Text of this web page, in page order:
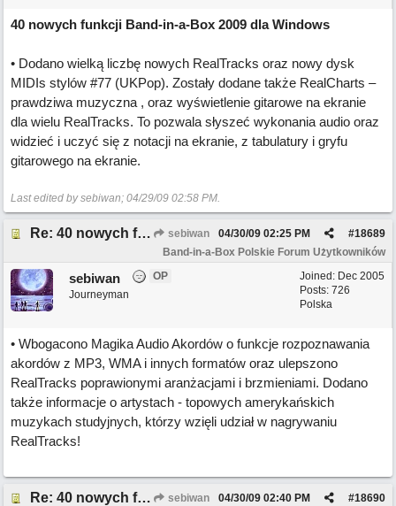
40 nowych funkcji Band-in-a-Box 2009 dla Windows
• Dodano wielką liczbę nowych RealTracks oraz nowy dysk
MIDIs stylów #77 (UKPop). Zostały dodane także RealCharts –
prawdziwa muzyczna , oraz wyświetlenie gitarowe na ekranie
dla wielu RealTracks. To pozwala słyszeć wykonania audio oraz
widzieć i uczyć się z notacji na ekranie, z tabulatury i gryfu
gitarowego na ekranie.
Last edited by sebiwan; 04/29/09 02:58 PM.
Re: 40 nowych funkcji Band-in-a-Box 2009 dla Windows sebiwan #18689
04/30/09 02:25 PM
Band-in-a-Box Polskie Forum Użytkowników
Joined: Dec 2005
Posts: 726
Polska
sebiwan
OP
Journeyman
• Wbogacono Magika Audio Akordów o funkcje rozpoznawania
akordów z MP3, WMA i innych formatów oraz ulepszono
RealTracks poprawionymi aranżacjami i brzmieniami. Dodano
także informacje o artystach - topowych amerykańskich
muzykach studyjnych, którzy wzięli udział w nagrywaniu
RealTracks!
Re: 40 nowych funkcji Band-in-a-Box 2009 dla Windows sebiwan #18690
04/30/09 02:40 PM